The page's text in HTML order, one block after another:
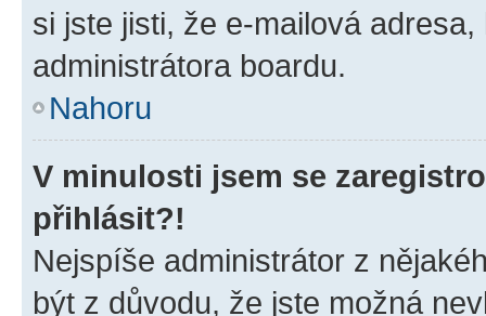
si jste jisti, že e-mailová
administrátora boardu.
Nahoru
V minulosti jsem se
přihlásit?!
Nejspíše administrátor z
být z důvodu, že jste možná